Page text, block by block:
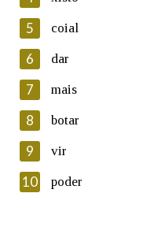
Lin e acepto as
Introduce o código
Texto de verificación
5 coial
6 dar
7 mais
8 botar
9 vir
10 poder